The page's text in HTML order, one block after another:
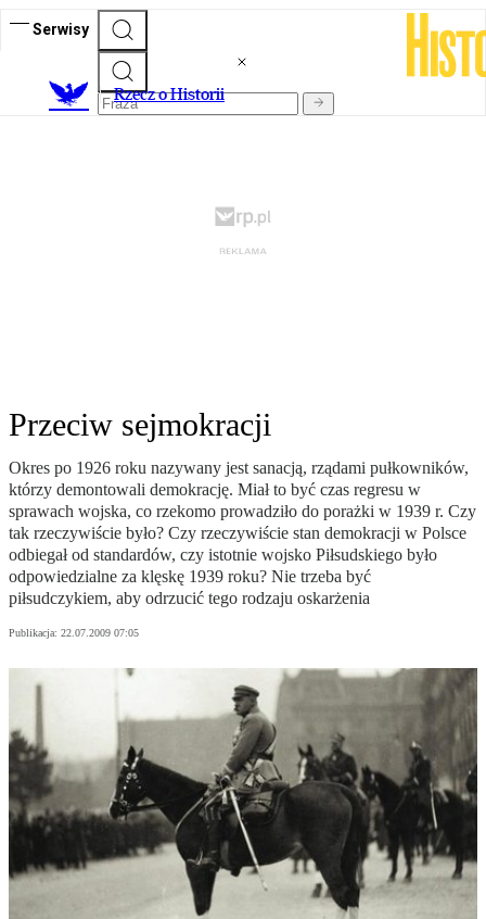
Serwisy
Rzecz o Historii
Przeciw sejmokracji
Okres po 1926 roku nazywany jest sanacją, rządami pułkowników,
którzy demontowali demokrację. Miał to być czas regresu w
sprawach wojska, co rzekomo prowadziło do porażki w 1939 r. Czy
tak rzeczywiście było? Czy rzeczywiście stan demokracji w Polsce
odbiegał od standardów, czy istotnie wojsko Piłsudskiego było
odpowiedzialne za klęskę 1939 roku? Nie trzeba być
piłsudczykiem, aby odrzucić tego rodzaju oskarżenia
Publikacja: 22.07.2009 07:05